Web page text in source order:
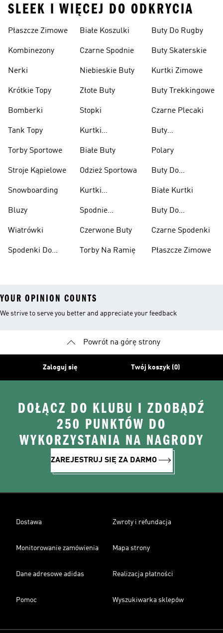
SLEEK I WIĘCEJ DO ODKRYCIA
Płaszcze Zimowe
Kombinezony
Nerki
Krótkie Topy
Bomberki
Tank Topy
Torby Sportowe
Stroje Kąpielowe
Snowboarding
Bluzy
Wiatrówki
Spodenki Do
Białe Koszulki
Czarne Spodnie
Niebieskie Buty
Złote Buty
Stopki
Kurtki
Białe Buty
Odzież Sportowa
Kurtki
Spodnie
Czerwone Buty
Torby Na Ramię
Buty Do Rugby
Buty Skaterskie
Kurtki Zimowe
Buty Trekkingowe
Czarne Plecaki
Buty
Polary
Buty Do
Ciężarów
Białe Kurtki
Buty Do
Czarne Spodenki
Płaszcze Zimowe
YOUR OPINION COUNTS
We strive to serve you better and appreciate your feedback
Powrót na górę strony
Zaloguj się Twój koszyk (0)
DOŁĄCZ DO KLUBU I ZDOBĄDŹ
250 PUNKTÓW DO
WYKORZYSTANIA NA NAGRODY
ZAREJESTRUJ SIĘ ZA DARMO
Dostawa Zwroty i refundacja
Monitorowanie zamówienia Mapa strony
Dane adresowe adidas Realizacja płatności
Pomoc Wyszukiwarka sklepów